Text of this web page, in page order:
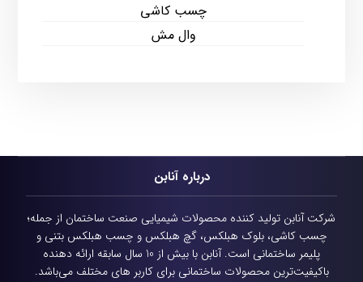
چسب کاشی
وال مش
درباره آنابن
شرکت آنابن تولید کننده محصولات شیمیایی صنعت ساختمان از جمله؛
چسب کاشی، بلوک هبلکس، گچ هبلکس و چسب هبلکس بتنی و
پلیمر ساختمانی است.
آنابن با بیش از 10 سال سابقه ارائه دهنده
باکیفیت‌ترین محصولات ساختمانی برای کاربر های مختلف می‌باشد.